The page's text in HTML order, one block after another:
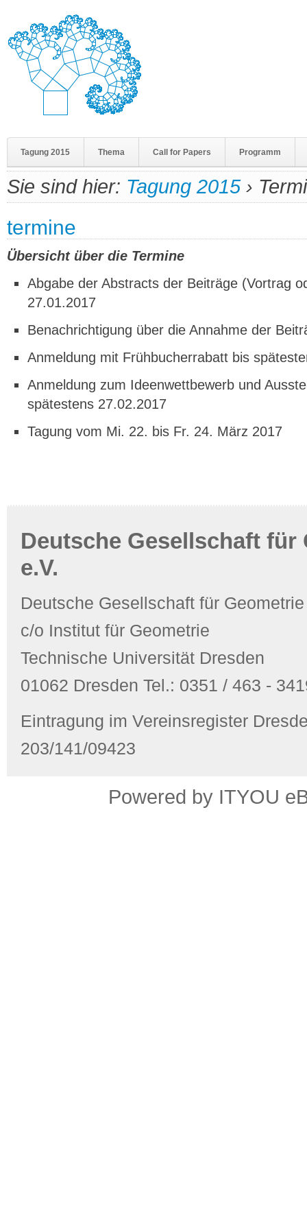
Tagung 2015 Thema Call for Papers Programm
Sie sind hier: Tagung 2015 ›
termine
Übersicht über die Termine
Abgabe der Abstracts der Beiträge (Vortrag
27.01.2017
Benachrichtigung über die Annahme der
Anmeldung mit Frühbucherrabatt bis
Anmeldung zum Ideenwettbewerb und
spätestens 27.02.2017
Tagung vom Mi. 22. bis Fr. 24. März 2017
Deutsche Gesellschaft für
e.V.
Deutsche Gesellschaft für
c/o Institut für Geometrie
Technische Universität Dresden
01062 Dresden Tel.: 0351 / 463 -
Eintragung im Vereinsregister
203/141/09423
Powered by ITYOU